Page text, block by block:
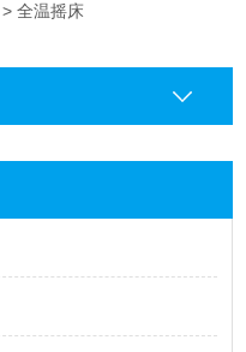
> 全温摇床